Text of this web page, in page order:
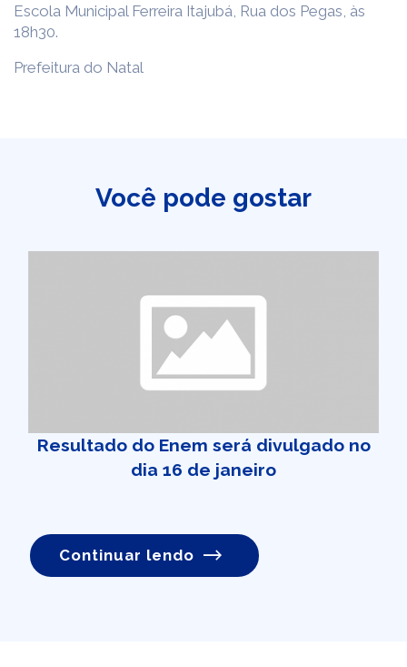
Escola Municipal Ferreira Itajubá, Rua dos Pegas, às
18h30.
Prefeitura do Natal
Você pode gostar
Resultado do Enem será divulgado no
dia 16 de janeiro
Continuar lendo